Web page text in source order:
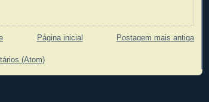
Postagem mais antiga
Página inicial
(Atom)